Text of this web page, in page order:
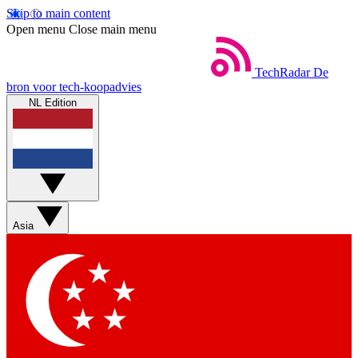
Skip to main content
Open menu Close main menu
TechRadar De
bron voor tech-koopadvies
NL Edition
Asia